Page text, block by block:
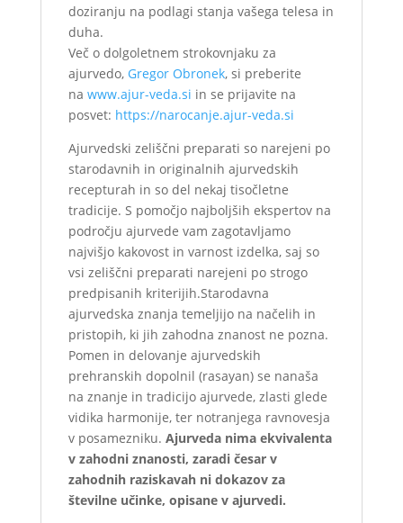
doziranju na podlagi stanja vašega telesa in
duha.
Več o dolgoletnem strokovnjaku za
ajurvedo, Gregor Obronek, si preberite
na www.ajur-veda.si in se prijavite na
posvet: https://narocanje.ajur-veda.si
Ajurvedski zeliščni preparati so narejeni po
starodavnih in originalnih ajurvedskih
recepturah in so del nekaj tisočletne
tradicije. S pomočjo najboljših ekspertov na
področju ajurvede vam zagotavljamo
najvišjo kakovost in varnost izdelka, saj so
vsi zeliščni preparati narejeni po strogo
predpisanih kriterijih.Starodavna
ajurvedska znanja temeljijo na načelih in
pristopih, ki jih zahodna znanost ne pozna.
Pomen in delovanje ajurvedskih
prehranskih dopolnil (rasayan) se nanaša
na znanje in tradicijo ajurvede, zlasti glede
vidika harmonije, ter notranjega ravnovesja
v posamezniku. Ajurveda nima ekvivalenta
v zahodni znanosti, zaradi česar v
zahodnih raziskavah ni dokazov za
številne učinke, opisane v ajurvedi.